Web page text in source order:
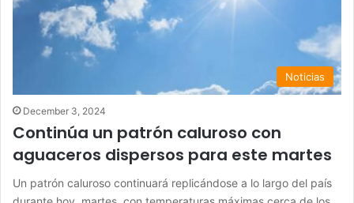
Noticias
December 3, 2024
Continúa un patrón caluroso con
aguaceros dispersos para este martes
Un patrón caluroso continuará replicándose a lo largo del país